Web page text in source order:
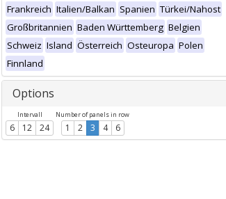
Frankreich Italien/Balkan Spanien Türkei/Nahost
Großbritannien Baden Württemberg Belgien
Schweiz Island Österreich Osteuropa Polen
Finnland
Options
Intervall
6 12 24
Number of panels in row
1 2 3 4 6